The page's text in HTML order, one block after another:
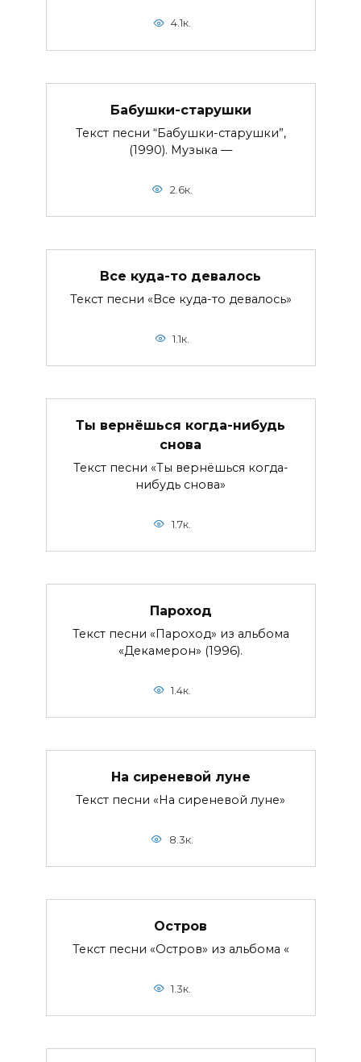
4.1к.
Бабушки-старушки
Текст песни “Бабушки-старушки”,
(1990). Музыка —
2.6к.
Все куда-то девалось
Текст песни «Все куда-то девалось»
1.1к.
Ты вернёшься когда-нибудь
снова
Текст песни «Ты вернёшься когда-
нибудь снова»
1.7к.
Пароход
Текст песни «Пароход» из альбома
«Декамерон» (1996).
1.4к.
На сиреневой луне
Текст песни «На сиреневой луне»
8.3к.
Остров
Текст песни «Остров» из альбома «
1.3к.